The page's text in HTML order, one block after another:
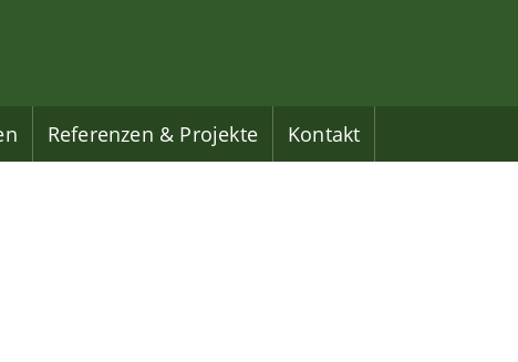
Referenzen & Projekte Kontakt